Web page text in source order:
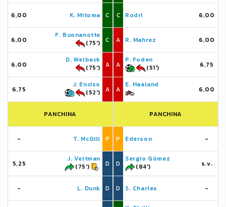
6,00 K. Mitoma C
6,00
F. Buonanotte
(75')
C
6,00
D. Welbeck
(75')
A
6,75
J. Enciso
(52')
A
PANCHINA
- T. McGill P
5,25
J. Veltman
(75')
D
- L. Dunk D
C Rodri 6,00
A R. Mahrez 6,00
A
P. Foden
(51')
6,75
A
E. Haaland
6,00
PANCHINA
P Ederson -
D
Sergio Gómez
(84')
s.v.
D S. Charles -